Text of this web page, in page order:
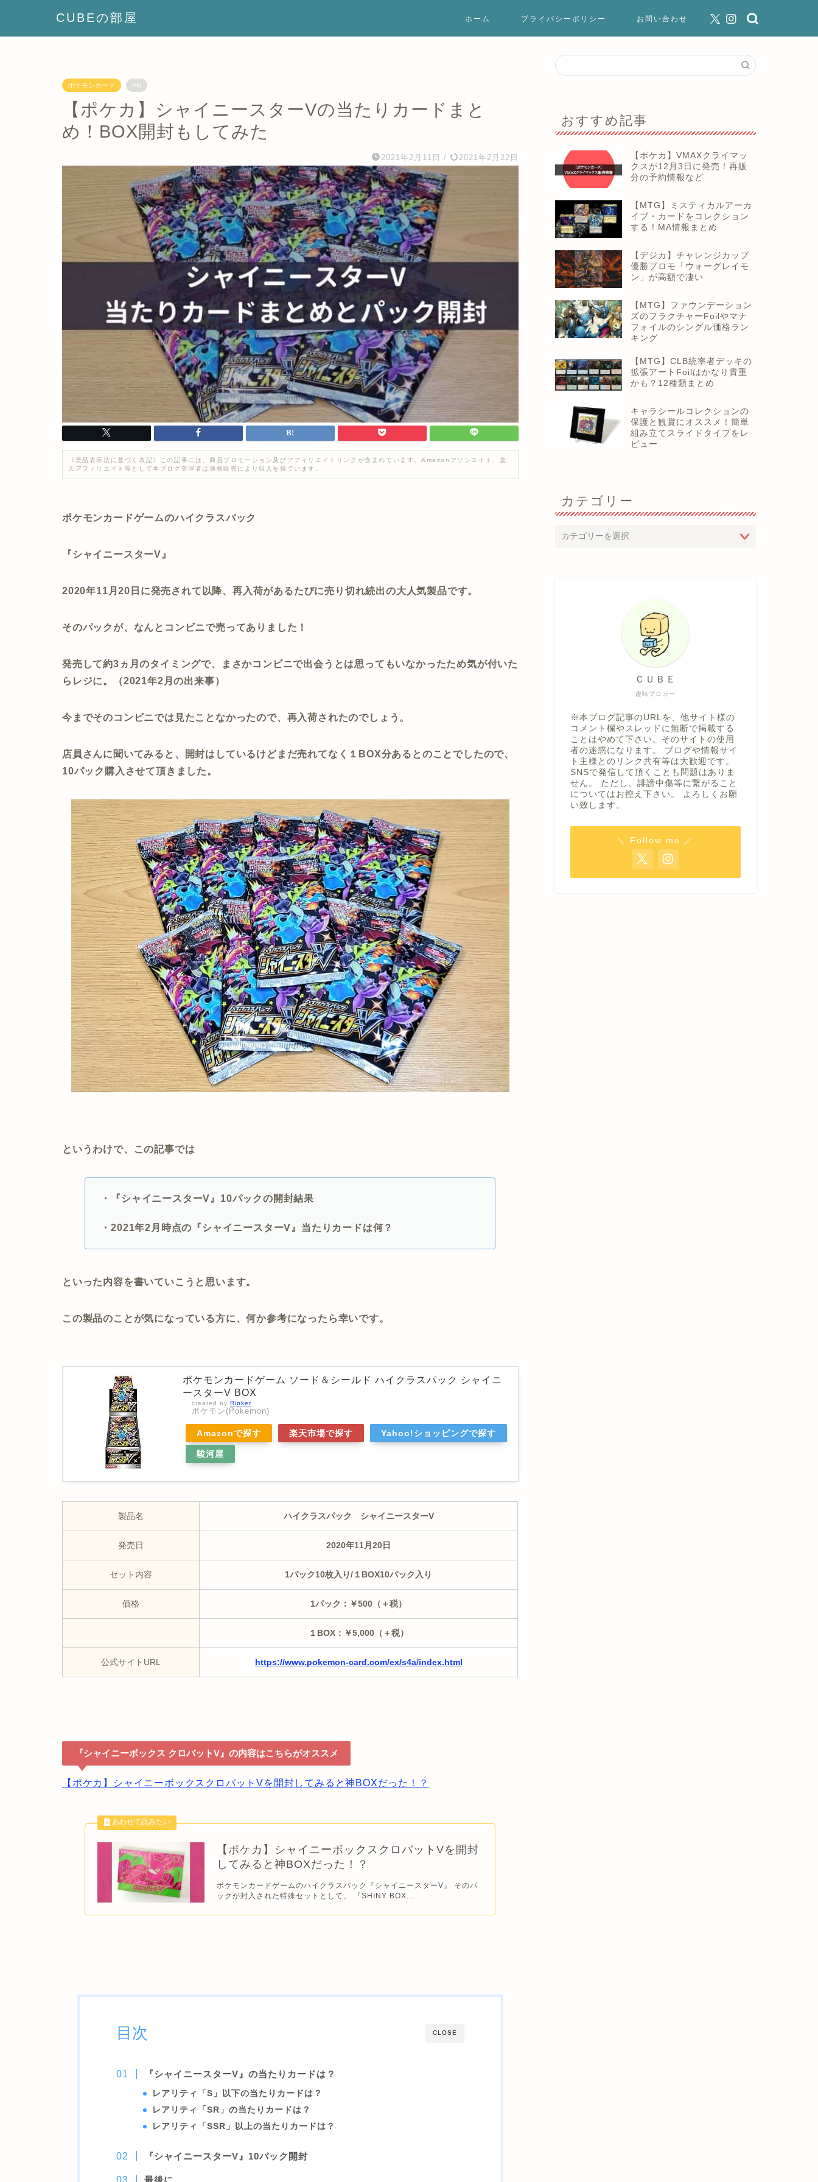
CUBEの部屋 ホーム プライバシーポリシー お問い合わせ
ポケモンカード PR
【ポケカ】シャイニースターVの当たりカードまと
め！BOX開封もしてみた
2021年2月11日 / 2021年2月22日
《景品表示法に基づく表記》この記事には、商品プロモーション及びアフィリエイトリンクが含まれています。Amazonアソシエイト、楽
天アフィリエイト等として本ブログ管理者は適格販売により収入を得ています。
ポケモンカードゲームのハイクラスパック
『シャイニースターV』
2020年11月20日に発売されて以降、再入荷があるたびに売り切れ続出の大人気製品です。
そのパックが、なんとコンビニで売ってありました！
発売して約3ヵ月のタイミングで、まさかコンビニで出会うとは思ってもいなかったため気が付いた
らレジに。（2021年2月の出来事）
今までそのコンビニでは見たことなかったので、再入荷されたのでしょう。
店員さんに聞いてみると、開封はしているけどまだ売れてなく１BOX分あるとのことでしたので、
10パック購入させて頂きました。
というわけで、この記事では
・『シャイニースターV』10パックの開封結果
・2021年2月時点の『シャイニースターV』当たりカードは何？
といった内容を書いていこうと思います。
この製品のことが気になっている方に、何か参考になったら幸いです。
ポケモンカードゲーム ソード＆シールド ハイクラスパック シャイニ
ースターV BOX
created by Rinker
ポケモン(Pokemon)
Amazonで探す 楽天市場で探す Yahoo!ショッピングで探す
駿河屋
製品名 ハイクラスパック シャイニースターV
発売日 2020年11月20日
セット内容 1パック10枚入り/１BOX10パック入り
価格 1パック：￥500（＋税）
１BOX：￥5,000（＋税）
公式サイトURL https://www.pokemon-card.com/ex/s4a/index.html
『シャイニーボックス クロバットV』の内容はこちらがオススメ
【ポケカ】シャイニーボックスクロバットVを開封してみると神BOXだった！？
【ポケカ】シャイニーボックスクロバットVを開封
してみると神BOXだった！？
ポケモンカードゲームのハイクラスパック『シャイニースターV』 そのパ
ックが封入された特殊セットとして、 『SHINY BOX...
CLOSE
目次
『シャイニースターV』の当たりカードは？
レアリティ「S」以下の当たりカードは？
レアリティ「SR」の当たりカードは？
レアリティ「SSR」以上の当たりカードは？
『シャイニースターV』10パック開封
最後に
おすすめ記事
【ポケカ】VMAXクライマッ
クスが12月3日に発売！再販
分の予約情報など
【MTG】ミスティカルアーカ
イブ・カードをコレクション
する！MA情報まとめ
【デジカ】チャレンジカップ
優勝プロモ「ウォーグレイモ
ン」が高額で凄い
【MTG】ファウンデーション
ズのフラクチャーFoilやマナ
フォイルのシングル価格ラン
キング
【MTG】CLB統率者デッキの
拡張アートFoilはかなり貴重
かも？12種類まとめ
キャラシールコレクションの
保護と観賞にオススメ！簡単
組み立てスライドタイプをレ
ビュー
カテゴリー
趣味ブロガー
ＣＵＢＥ
※本ブログ記事のURLを、他サイト様の
コメント欄やスレッドに無断で掲載する
ことはやめて下さい。そのサイトの使用
者の迷惑になります。 ブログや情報サイ
ト主様とのリンク共有等は大歓迎です。
SNSで発信して頂くことも問題はありま
せん。 ただし、誹謗中傷等に繋がること
についてはお控え下さい。 よろしくお願
い致します。
＼ Follow me ／